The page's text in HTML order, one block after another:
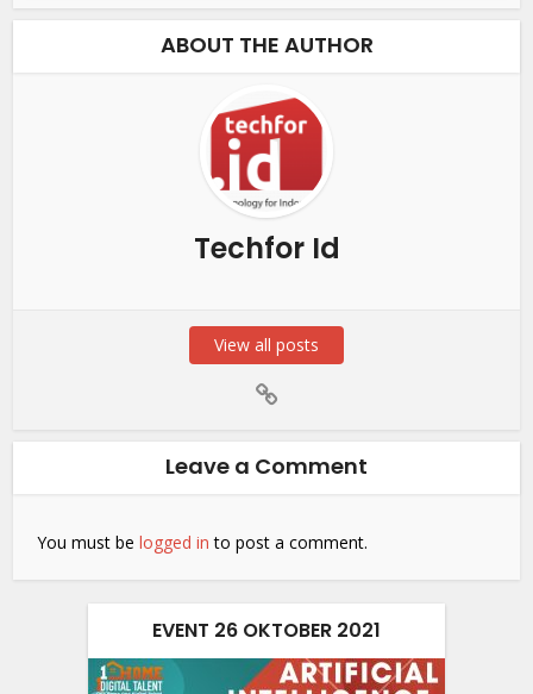
ABOUT THE AUTHOR
Techfor Id
View all posts
Leave a Comment
You must belogged in to post a comment.
EVENT 26 OKTOBER 2021